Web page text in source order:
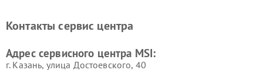
Контакты сервис центра
Адрес сервисного центра MSI:
г. Казань, улица Достоевского, 40